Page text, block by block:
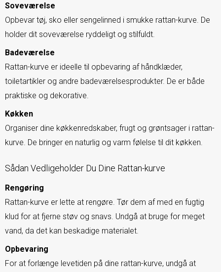
Soveværelse
Opbevar tøj, sko eller sengelinned i smukke rattan-kurve. De
holder dit soveværelse ryddeligt og stilfuldt.
Badeværelse
Rattan-kurve er ideelle til opbevaring af håndklæder,
toiletartikler og andre badeværelsesprodukter. De er både
praktiske og dekorative.
Køkken
Organiser dine køkkenredskaber, frugt og grøntsager i rattan-
kurve. De bringer en naturlig og varm følelse til dit køkken.
Sådan Vedligeholder Du Dine Rattan-kurve
Rengøring
Rattan-kurve er lette at rengøre. Tør dem af med en fugtig
klud for at fjerne støv og snavs. Undgå at bruge for meget
vand, da det kan beskadige materialet.
Opbevaring
For at forlænge levetiden på dine rattan-kurve, undgå at